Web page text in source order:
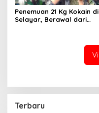
Penemuan 21 Kg Kokain di
Selayar, Berawal dari
Terbaru